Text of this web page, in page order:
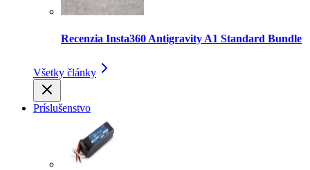
Recenzia Insta360 Antigravity A1 Standard Bundle
Všetky články
Príslušenstvo